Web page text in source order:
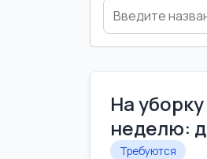
На
неделю:
Требуются